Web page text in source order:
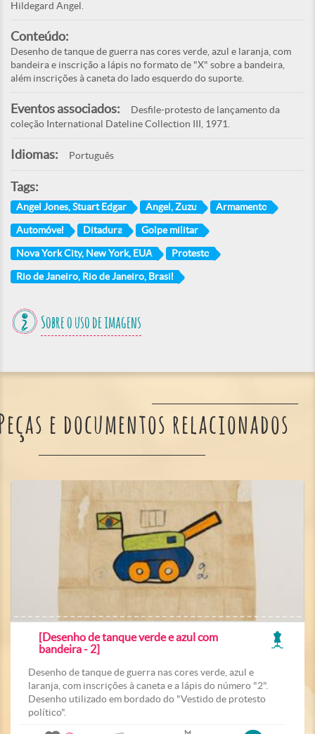
Hildegard Angel.
Conteúdo:
Desenho de tanque de guerra nas cores verde, azul e laranja, com
bandeira e inscrição a lápis no formato de "X" sobre a bandeira,
além inscrições à caneta do lado esquerdo do suporte.
Eventos associados:
Desfile-protesto de lançamento da
coleção International Dateline Collection III, 1971.
Idiomas: Português
Tags:
Angel Jones, Stuart Edgar Angel, Zuzu Armamento
Automóvel Ditadura Golpe militar
Nova York City, New York, EUA Protesto
Rio de Janeiro, Rio de Janeiro, Brasil
Sobre o uso de imagens
e documentos relacionados
[Desenho de tanque verde e azul com
bandeira - 2]
Desenho de tanque de guerra nas cores verde, azul e
laranja, com inscrições à caneta e a lápis do número "2".
Desenho utilizado em bordado do "Vestido de protesto
político".